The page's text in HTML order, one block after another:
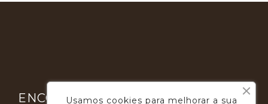
ENCONTRE-NOS 
Usamos cookies para melhorar a sua